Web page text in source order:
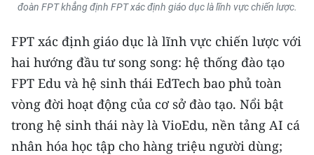
한국어
đoàn FPT khẳng định FPT xác định giáo dục là lĩnh vực chiến lược.
FPT xác định giáo dục là lĩnh vực chiến lược với
hai hướng đầu tư song song: hệ thống đào tạo
FPT Edu và hệ sinh thái EdTech bao phủ toàn
vòng đời hoạt động của cơ sở đào tạo. Nổi bật
trong hệ sinh thái này là VioEdu, nền tảng AI cá
nhân hóa học tập cho hàng triệu người dùng;